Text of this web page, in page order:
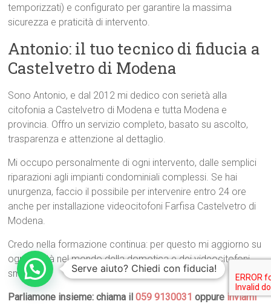
temporizzati) e configurato per garantire la massima
sicurezza e praticità di intervento.
Antonio: il tuo tecnico di fiducia a
Castelvetro di Modena
Sono Antonio, e dal 2012 mi dedico con serietà alla
citofonia a Castelvetro di Modena e tutta Modena e
provincia. Offro un servizio completo, basato su ascolto,
trasparenza e attenzione al dettaglio.
Mi occupo personalmente di ogni intervento, dalle semplici
riparazioni agli impianti condominiali complessi. Se hai
unurgenza, faccio il possibile per intervenire entro 24 ore
anche per installazione videocitofoni Farfisa Castelvetro di
Modena.
Credo nella formazione continua: per questo mi aggiorno su
ogni novità nel mondo della domotica e dei videocitofoni
smart.
Parliamone insieme: chiama il059 9130031 oppure inviami
Serve aiuto? Chiedi con fiducia!